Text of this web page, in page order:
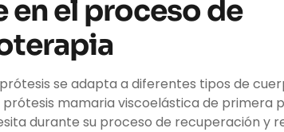
el proceso de
se adapta a diferentes tipos de
mamaria viscoelástica de primera
durante su proceso de recuperación y